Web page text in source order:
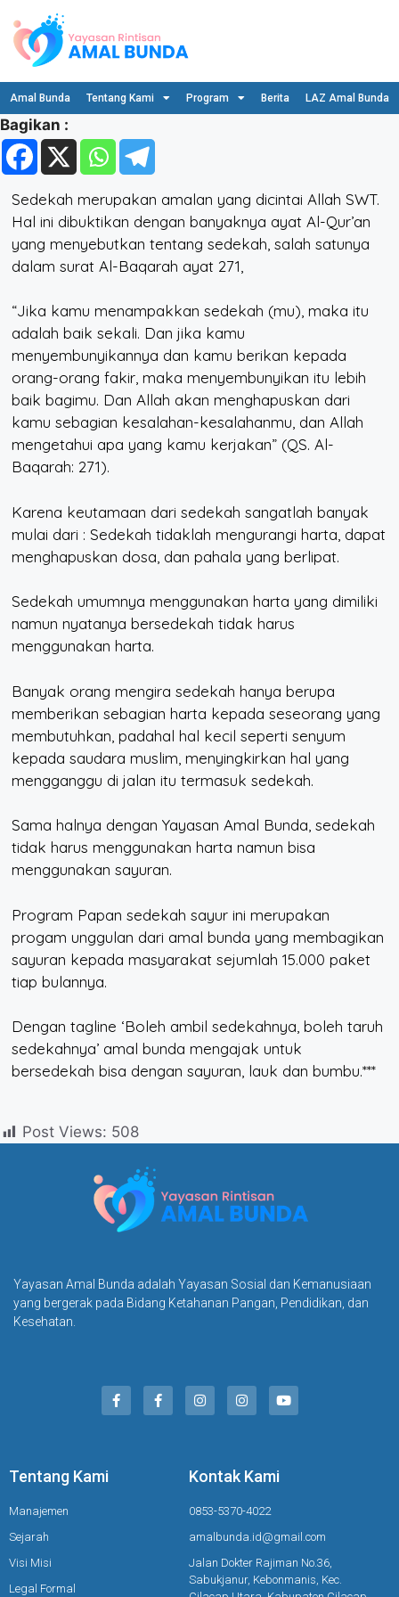
Amal Bunda Tentang Kami Program Berita LAZ Amal Bunda
Bagikan :
Sedekah merupakan amalan yang dicintai Allah SWT.
Hal ini dibuktikan dengan banyaknya ayat Al-Qur’an
yang menyebutkan tentang sedekah, salah satunya
dalam surat Al-Baqarah ayat 271,
“Jika kamu menampakkan sedekah (mu), maka itu
adalah baik sekali. Dan jika kamu
menyembunyikannya dan kamu berikan kepada
orang-orang fakir, maka menyembunyikan itu lebih
baik bagimu. Dan Allah akan menghapuskan dari
kamu sebagian kesalahan-kesalahanmu, dan Allah
mengetahui apa yang kamu kerjakan” (QS. Al-
Baqarah: 271).
Karena keutamaan dari sedekah sangatlah banyak
mulai dari : Sedekah tidaklah mengurangi harta, dapat
menghapuskan dosa, dan pahala yang berlipat.
Sedekah umumnya menggunakan harta yang dimiliki
namun nyatanya bersedekah tidak harus
menggunakan harta.
Banyak orang mengira sedekah hanya berupa
memberikan sebagian harta kepada seseorang yang
membutuhkan, padahal hal kecil seperti senyum
kepada saudara muslim, menyingkirkan hal yang
mengganggu di jalan itu termasuk sedekah.
Sama halnya dengan Yayasan Amal Bunda, sedekah
tidak harus menggunakan harta namun bisa
menggunakan sayuran.
Program Papan sedekah sayur ini merupakan
progam unggulan dari amal bunda yang membagikan
sayuran kepada masyarakat sejumlah 15.000 paket
tiap bulannya.
Dengan tagline ‘Boleh ambil sedekahnya, boleh taruh
sedekahnya’ amal bunda mengajak untuk
bersedekah bisa dengan sayuran, lauk dan bumbu.***
Post Views: 508
Yayasan Amal Bunda adalah Yayasan Sosial dan Kemanusiaan
yang bergerak pada Bidang Ketahanan Pangan, Pendidikan, dan
Kesehatan.
Tentang Kami
Manajemen
Sejarah
Visi Misi
Legal Formal
Kontak Kami
0853-5370-4022
amalbunda.id@gmail.com
Jalan Dokter Rajiman No.36,
Sabukjanur, Kebonmanis, Kec.